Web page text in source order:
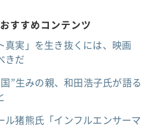
すすめコンテンツ
真実」を生き抜くには、映画
きだ
”生みの親、和田浩子氏が語る
ル猪熊氏「インフルエンサーマ